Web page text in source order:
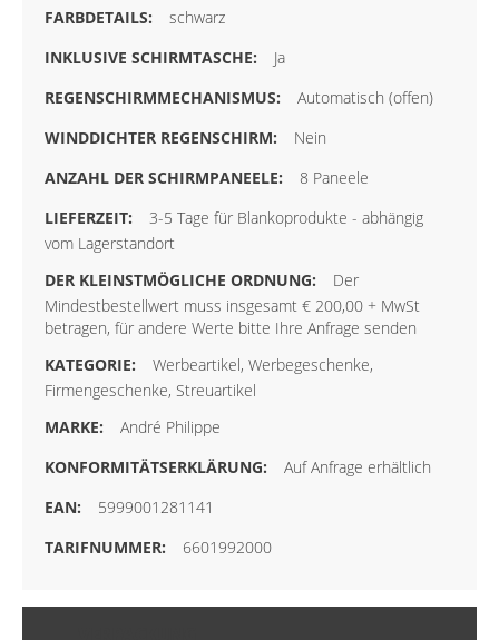
schwarz
Ja
Automatisch (offen)
Nein
8 Paneele
3-5 Tage für Blankoprodukte - abhängig
vom Lagerstandort
Der
Mindestbestellwert muss insgesamt € 200,00 + MwSt
betragen, für andere Werte bitte Ihre Anfrage senden
Werbeartikel, Werbegeschenke,
Firmengeschenke, Streuartikel
André Philippe
Auf Anfrage erhältlich
5999001281141
6601992000